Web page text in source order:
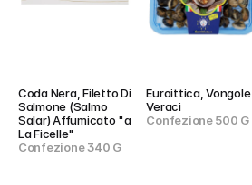
Coda Nera, Filetto Di
Salmone (Salmo
Salar) Affumicato "a
La Ficelle"
Confezione 340 G
Euroittica, Vongole
Veraci
Confezione 500 G